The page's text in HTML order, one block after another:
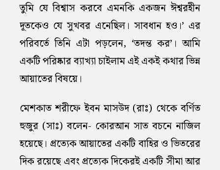
তুমি যে বিশ্বাস করবে এমনকি একজন ঈশ্বরহীন
দূতকেও যে সুখবর এনেছিল। সাবধান হও।’ এর
পরিবর্তে তিনি এটা পড়লেন, ‘তদন্ত কর’। আমি
একটি পরিষ্কার ব্যাখ্যা চাইলাম এই একই কথার ভিন্ন
আয়াতের বিষয়ে।
মেশকাত শরীফে ইবন মাসউদ (রাঃ) থেকে বর্ণিত
হুজুর (সাঃ) বলেন- কোরআন সাত বচনে নাজিল
হয়েছে। প্রত্যেক আয়াতের একটি বাহির ও ভিতরের
দিক রয়েছে এবং প্রত্যেক দিকেরই একটি সীমা আর